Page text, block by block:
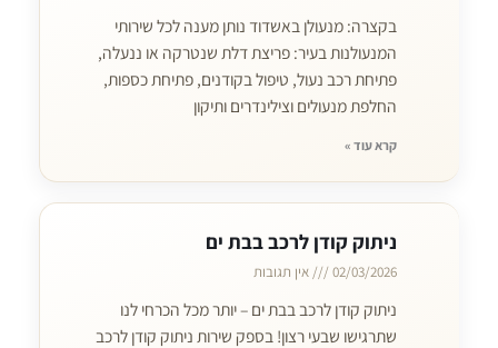
בקצרה: מנעולן באשדוד נותן מענה לכל שירותי
המנעולנות בעיר: פריצת דלת שנטרקה או ננעלה,
פתיחת רכב נעול, טיפול בקודנים, פתיחת כספות,
החלפת מנעולים וצילינדרים ותיקון
קרא עוד »
ניתוק קודן לרכב בבת ים
02/03/2026 אין תגובות
ניתוק קודן לרכב בבת ים – יותר מכל הכרחי לנו
שתרגישו שבעי רצון! בספק שירות ניתוק קודן לרכב